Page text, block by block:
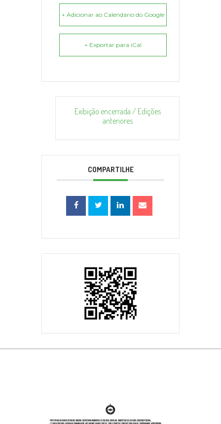
+ Adicionar ao Calendário do Google
+ Exportar para iCal
Exibição encerrada / Edições
anteriores
COMPARTILHE